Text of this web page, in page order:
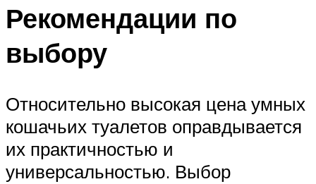
Рекомендации по
выбору
Относительно высокая цена умных
кошачьих туалетов оправдывается
их практичностью и
универсальностью. Выбор